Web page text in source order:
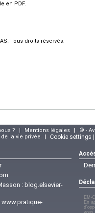
en PDF.
Tous droits réservés.
? Mentions légales
© -
la vie privée Cookie settings
: blog.elsevier-
www.pratique-
EM-
En